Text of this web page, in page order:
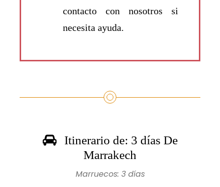
contacto con nosotros si
necesita ayuda.
Itinerario de: 3 días De
Marrakech
Marruecos: 3 días